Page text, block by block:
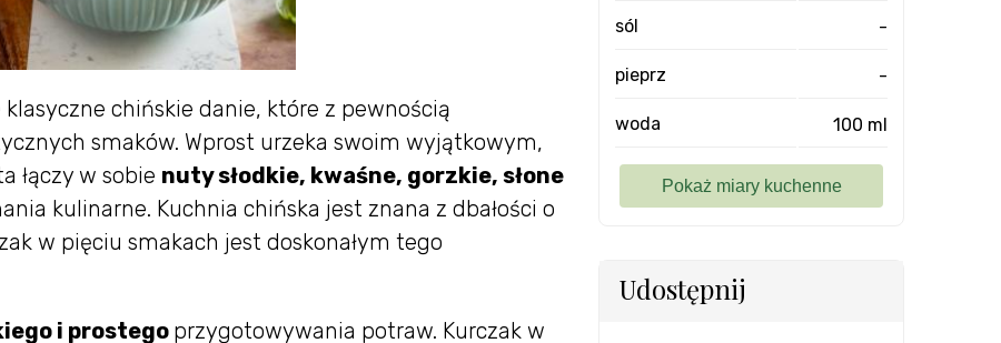
chińskie danie, które z pewnością
smaków. Wprost urzeka swoim wyjątkowym,
łączy w sobie nuty słodkie, kwaśne, gorzkie, słone
kulinarne. Kuchnia chińska jest znana z dbałości o
w pięciu smakach jest doskonałym tego
i prostego przygotowywania potraw. Kurczak w
sól -
pieprz -
woda 100 ml
Udostępnij